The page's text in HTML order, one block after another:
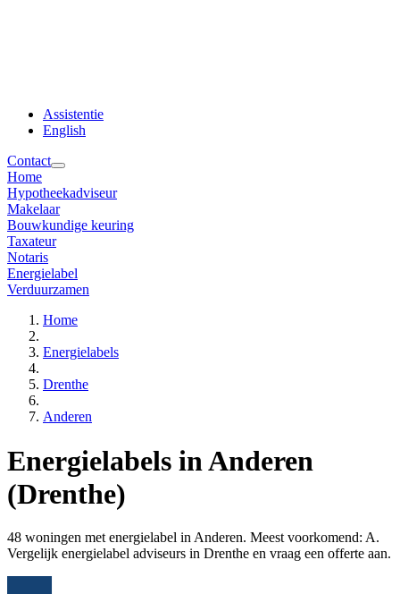
Assistentie
English
Contact
Home
Hypotheekadviseur
Makelaar
Bouwkundige keuring
Taxateur
Notaris
Energielabel
Verduurzamen
Home
Energielabels
Drenthe
Anderen
Energielabels in Anderen
(Drenthe)
48 woningen met energielabel in Anderen. Meest voorkomend: A.
Vergelijk energielabel adviseurs in Drenthe en vraag een offerte aan.